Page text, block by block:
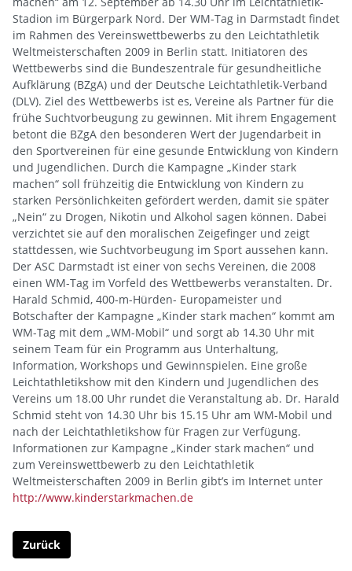
Stadion im Bürgerpark Nord. Der WM-Tag in Darmstadt findet
im Rahmen des Vereinswettbewerbs zu den Leichtathletik
Weltmeisterschaften 2009 in Berlin statt. Initiatoren des
Wettbewerbs sind die Bundeszentrale für gesundheitliche
Aufklärung (BZgA) und der Deutsche Leichtathletik-Verband
(DLV). Ziel des Wettbewerbs ist es, Vereine als Partner für die
frühe Suchtvorbeugung zu gewinnen. Mit ihrem Engagement
betont die BZgA den besonderen Wert der Jugendarbeit in
den Sportvereinen für eine gesunde Entwicklung von Kindern
und Jugendlichen. Durch die Kampagne „Kinder stark
machen“ soll frühzeitig die Entwicklung von Kindern zu
starken Persönlichkeiten gefördert werden, damit sie später
„Nein“ zu Drogen, Nikotin und Alkohol sagen können. Dabei
verzichtet sie auf den moralischen Zeigefinger und zeigt
stattdessen, wie Suchtvorbeugung im Sport aussehen kann.
Der ASC Darmstadt ist einer von sechs Vereinen, die 2008
einen WM-Tag im Vorfeld des Wettbewerbs veranstalten. Dr.
Harald Schmid, 400-m-Hürden- Europameister und
Botschafter der Kampagne „Kinder stark machen“ kommt am
WM-Tag mit dem „WM-Mobil“ und sorgt ab 14.30 Uhr mit
seinem Team für ein Programm aus Unterhaltung,
Information, Workshops und Gewinnspielen. Eine große
Leichtathletikshow mit den Kindern und Jugendlichen des
Vereins um 18.00 Uhr rundet die Veranstaltung ab. Dr. Harald
Schmid steht von 14.30 Uhr bis 15.15 Uhr am WM-Mobil und
nach der Leichtathletikshow für Fragen zur Verfügung.
Informationen zur Kampagne „Kinder stark machen“ und
zum Vereinswettbewerb zu den Leichtathletik
Weltmeisterschaften 2009 in Berlin gibt’s im Internet unter
http://www.kinderstarkmachen.de
Zurück